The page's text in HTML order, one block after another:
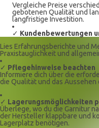
Vergleiche Preise
gebotenen Qualität und
langfristige Investition.
✓ Kundenbewertungen
Lies Erfahrungsberichte und
Praxistauglichkeit und
✓ Pflegehinweise beachten
Informiere dich über die
die Qualität und das
✓ Lagerungsmöglichkeiten
Überlege, wo du die Garnitur
der Hersteller klappbare und
Lagerplatz benötigen.